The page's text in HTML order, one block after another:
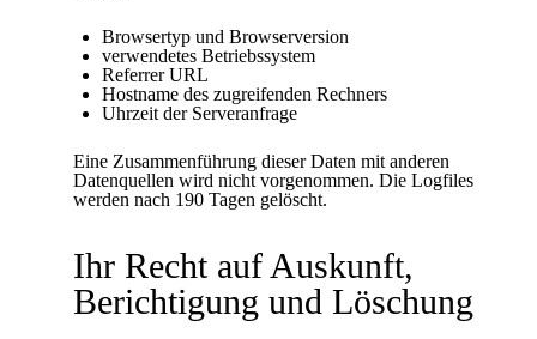
Browsertyp und Browserversion
verwendetes Betriebssystem
Referrer URL
Hostname des zugreifenden Rechners
Uhrzeit der Serveranfrage
Eine Zusammenführung dieser Daten mit anderen
Datenquellen wird nicht vorgenommen. Die Logfiles
werden nach 190 Tagen gelöscht.
Ihr Recht auf Auskunft,
Berichtigung und Löschung